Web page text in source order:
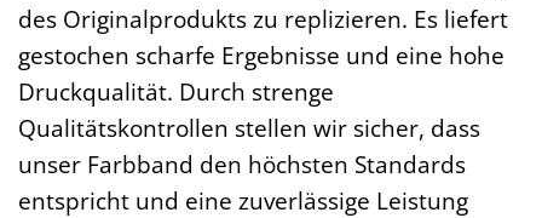
des Originalprodukts zu replizieren. Es liefert
gestochen scharfe Ergebnisse und eine hohe
Druckqualität. Durch strenge
Qualitätskontrollen stellen wir sicher, dass
unser Farbband den höchsten Standards
entspricht und eine zuverlässige Leistung